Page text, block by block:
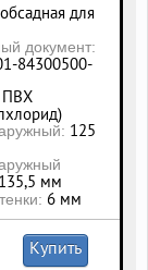
для
документ:
84300500-
ПВХ
125
135,5 мм
6 мм
Купить